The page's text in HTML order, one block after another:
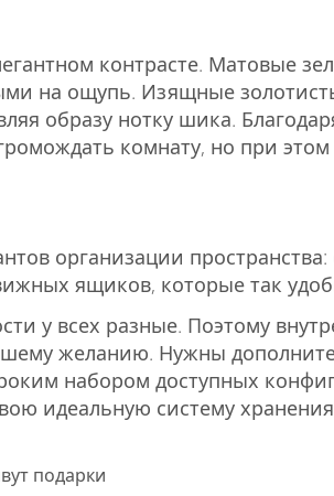
контрасте. Матовые
на ощупь. Изящные
образу нотку шика.
комнату, но при
организации
ящиков, которые так
у всех разные. Поэтому
желанию. Нужны
набором доступных
идеальную систему